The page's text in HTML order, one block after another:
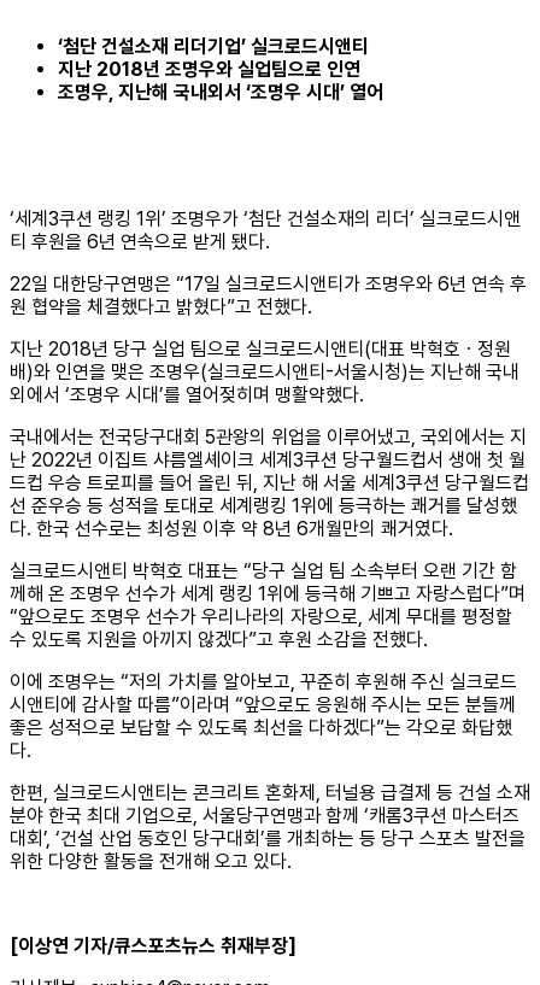
‘첨단 건설소재 리더기업’ 실크로드시앤티
지난 2018년 조명우와 실업팀으로 인연
조명우, 지난해 국내외서 ‘조명우 시대’ 열어
‘세계3쿠션 랭킹 1위’ 조명우가 ‘첨단 건설소재의 리더’ 실크로드시앤
티 후원을 6년 연속으로 받게 됐다.
22일 대한당구연맹은 “17일 실크로드시앤티가 조명우와 6년 연속 후
원 협약을 체결했다고 밝혔다”고 전했다.
지난 2018년 당구 실업 팀으로 실크로드시앤티(대표 박혁호ㆍ정원
배)와 인연을 맺은 조명우(실크로드시앤티-서울시청)는 지난해 국내
외에서 ‘조명우 시대’를 열어젖히며 맹활약했다.
국내에서는 전국당구대회 5관왕의 위업을 이루어냈고, 국외에서는 지
난 2022년 이집트 샤름엘셰이크 세계3쿠션 당구월드컵서 생애 첫 월
드컵 우승 트로피를 들어 올린 뒤, 지난 해 서울 세계3쿠션 당구월드컵
선 준우승 등 성적을 토대로 세계랭킹 1위에 등극하는 쾌거를 달성했
다. 한국 선수로는 최성원 이후 약 8년 6개월만의 쾌거였다.
실크로드시앤티 박혁호 대표는 “당구 실업 팀 소속부터 오랜 기간 함
께해 온 조명우 선수가 세계 랭킹 1위에 등극해 기쁘고 자랑스럽다”며
“앞으로도 조명우 선수가 우리나라의 자랑으로, 세계 무대를 평정할
수 있도록 지원을 아끼지 않겠다”고 후원 소감을 전했다.
이에 조명우는 “저의 가치를 알아보고, 꾸준히 후원해 주신 실크로드
시앤티에 감사할 따름”이라며 “앞으로도 응원해 주시는 모든 분들께
좋은 성적으로 보답할 수 있도록 최선을 다하겠다”는 각오로 화답했
다.
한편, 실크로드시앤티는 콘크리트 혼화제, 터널용 급결제 등 건설 소재
분야 한국 최대 기업으로, 서울당구연맹과 함께 ‘캐롬3쿠션 마스터즈
대회’, ‘건설 산업 동호인 당구대회’를 개최하는 등 당구 스포츠 발전을
위한 다양한 활동을 전개해 오고 있다.
[이상연 기자/큐스포츠뉴스 취재부장]